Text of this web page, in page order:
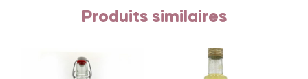
Produits similaires